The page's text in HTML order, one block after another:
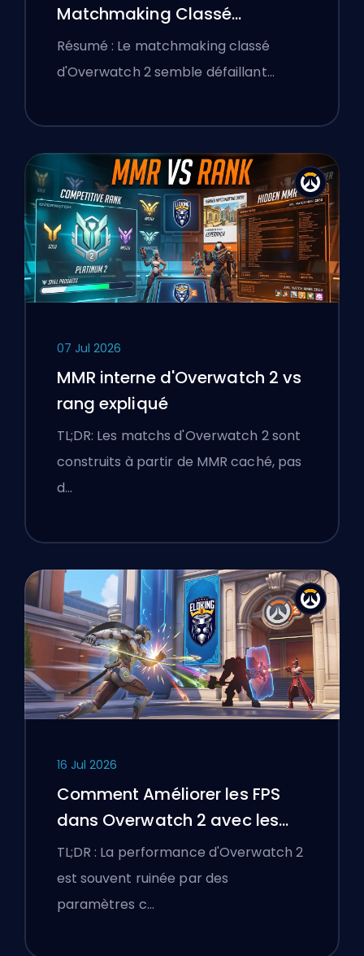
Matchmaking Classé
d'Overwatch 2 et les Lobbies
Déséquilibrés
Résumé : Le matchmaking classé
d'Overwatch 2 semble défaillant…
07 Jul 2026
MMR interne d'Overwatch 2 vs
rang expliqué
TL;DR: Les matchs d'Overwatch 2 sont
construits à partir de MMR caché, pas
d…
16 Jul 2026
Comment Améliorer les FPS
dans Overwatch 2 avec les
Meilleurs Paramètres
TL;DR : La performance d'Overwatch 2
est souvent ruinée par des
paramètres c…